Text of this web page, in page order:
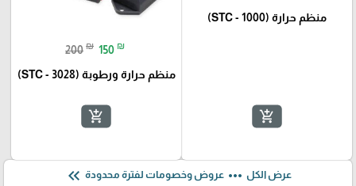
منظم حرارة (STC - 1000)
add_shopping_cart
200 ₪ 150 ₪
منظم حرارة ورطوبة (STC - 3028)
add_shopping_cart
عرض الكل more_horiz عروض وخصومات لفترة محدودة keyboard_double_arrow_left